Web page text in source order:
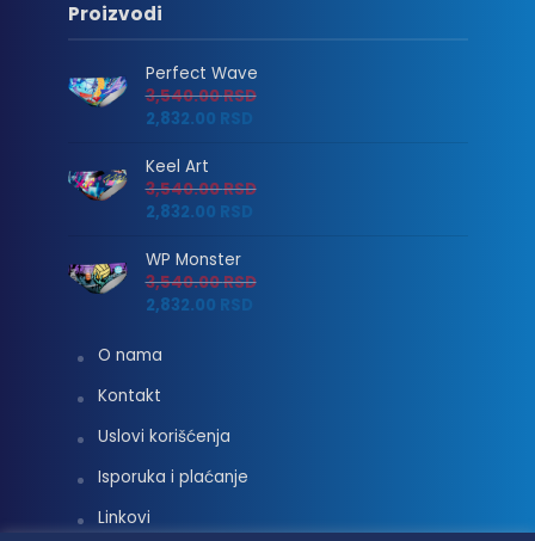
Proizvodi
Perfect Wave
3,540.00RSD
2,832.00 RSD
Keel Art
3,540.00RSD
2,832.00 RSD
WP Monster
3,540.00RSD
2,832.00 RSD
O nama
Kontakt
Uslovi korišćenja
Isporuka i plaćanje
Linkovi